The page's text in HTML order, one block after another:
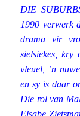
DIE
1990 verwerk
drama vir
sielsiekes, kry
vleuel, ’n
en sy is daar
Die rol van
Elsabe